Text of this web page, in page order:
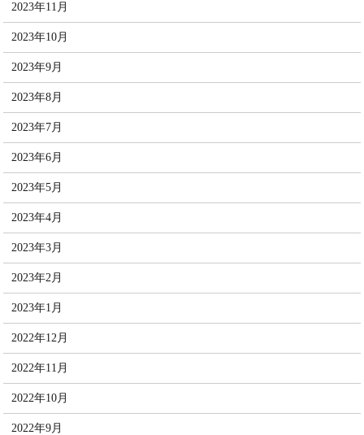
2023年11月
2023年10月
2023年9月
2023年8月
2023年7月
2023年6月
2023年5月
2023年4月
2023年3月
2023年2月
2023年1月
2022年12月
2022年11月
2022年10月
2022年9月